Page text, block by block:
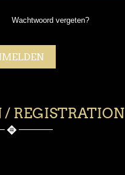
Wachtwoord vergeten?
REGISTRATION